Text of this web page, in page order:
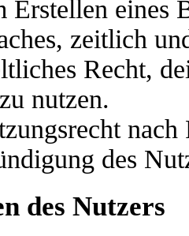
Erstellen eines
zeitlich
Recht,
nutzen.
des
des Nutzers